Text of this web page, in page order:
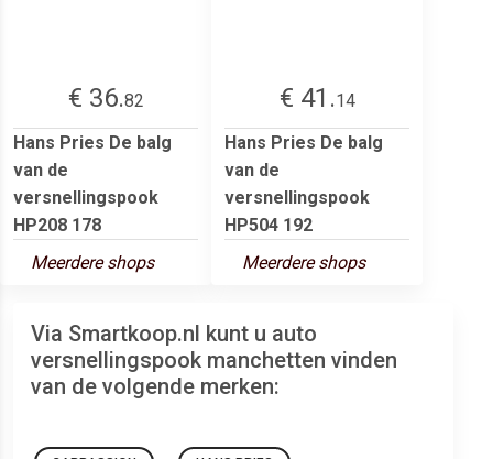
€ 36.82
Hans Pries De balg
van de
versnellingspook
HP208 178
Meerdere shops
€ 41.14
Hans Pries De balg
van de
versnellingspook
HP504 192
Meerdere shops
Via Smartkoop.nl kunt u auto
versnellingspook manchetten vinden
van de volgende merken: